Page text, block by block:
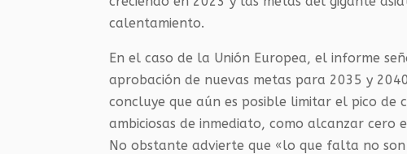
calentamiento.
En el caso de la Unión Europea, el informe
aprobación de nuevas metas para 2035 y
concluye que aún es posible limitar el pico de
ambiciosas de inmediato, como alcanzar cero
No obstante advierte que «lo que falta no son